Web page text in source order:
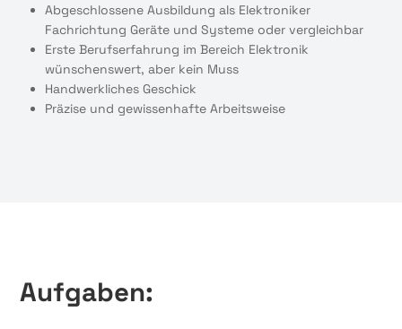
Abgeschlossene Ausbildung als Elektroniker
Fachrichtung Geräte und Systeme oder vergleichbar
Erste Berufserfahrung im Bereich Elektronik
wünschenswert, aber kein Muss
Handwerkliches Geschick
Präzise und gewissenhafte Arbeitsweise
Aufgaben: